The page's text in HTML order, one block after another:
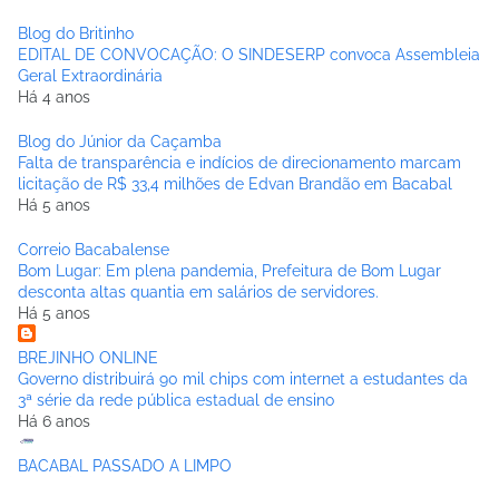
Blog do Britinho
EDITAL DE CONVOCAÇÃO: O SINDESERP convoca Assembleia
Geral Extraordinária
Há 4 anos
Blog do Júnior da Caçamba
Falta de transparência e indícios de direcionamento marcam
licitação de R$ 33,4 milhões de Edvan Brandão em Bacabal
Há 5 anos
Correio Bacabalense
Bom Lugar: Em plena pandemia, Prefeitura de Bom Lugar
desconta altas quantia em salários de servidores.
Há 5 anos
BREJINHO ONLINE
Governo distribuirá 90 mil chips com internet a estudantes da
3ª série da rede pública estadual de ensino
Há 6 anos
BACABAL PASSADO A LIMPO